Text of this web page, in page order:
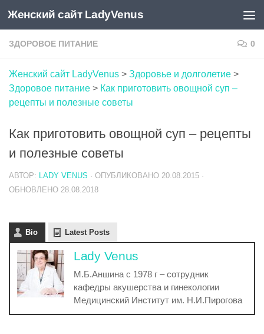
Skip to content
Женский сайт LadyVenus
ЗДОРОВОЕ ПИТАНИЕ 0
Женский сайт LadyVenus > Здоровье и долголетие >
Здоровое питание > Как приготовить овощной суп –
рецепты и полезные советы
Как приготовить овощной суп – рецепты
и полезные советы
АВТОР: LADY VENUS · ОПУБЛИКОВАНО 20.08.2015 ·
ОБНОВЛЕНО 28.08.2018
Bio Latest Posts
Lady Venus
М.Б.Аншина с 1978 г – сотрудник
кафедры акушерства и гинекологии
Медицинский Институт им. Н.И.Пирогова